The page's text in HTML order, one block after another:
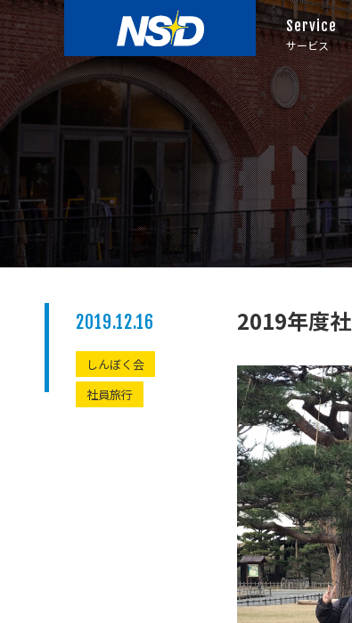
Service
サービス
2019.12.16
しんぼく会
社員旅行
2019年度